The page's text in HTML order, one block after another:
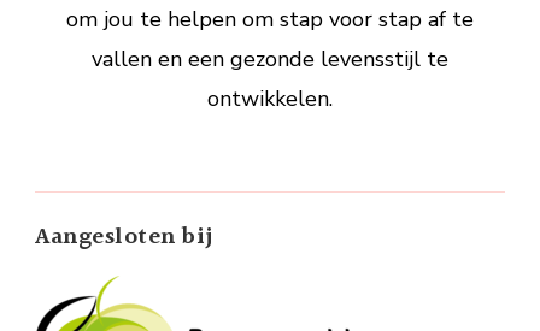
om jou te helpen om stap voor stap af te
vallen en een gezonde levensstijl te
ontwikkelen.
Aangesloten bij